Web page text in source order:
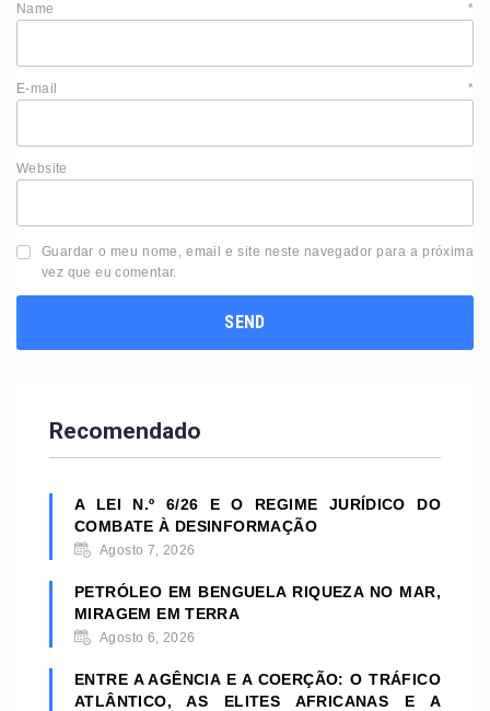
Name *
E-mail *
Website
Guardar o meu nome, email e site neste navegador para a próxima
vez que eu comentar.
Recomendado
A LEI N.º 6/26 E O REGIME JURÍDICO DO
COMBATE À DESINFORMAÇÃO
Agosto 7, 2026
PETRÓLEO EM BENGUELA RIQUEZA NO MAR,
MIRAGEM EM TERRA
Agosto 6, 2026
ENTRE A AGÊNCIA E A COERÇÃO: O TRÁFICO
ATLÂNTICO, AS ELITES AFRICANAS E A